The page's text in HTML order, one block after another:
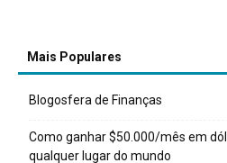
Mais Populares
Blogosfera de Finanças
Como ganhar $50.000/mês em
qualquer lugar do mundo